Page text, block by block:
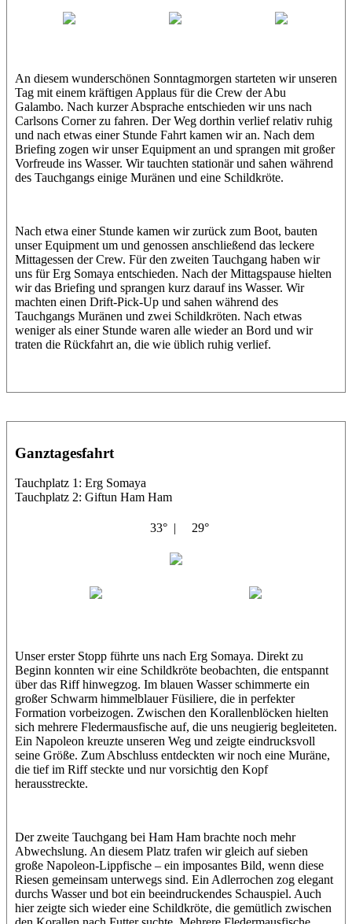
An diesem wunderschönen Sonntagmorgen starteten wir unseren
Tag mit einem kräftigen Applaus für die Crew der Abu
Galambo. Nach kurzer Absprache entschieden wir uns nach
Carlsons Corner zu fahren. Der Weg dorthin verlief relativ ruhig
und nach etwas einer Stunde Fahrt kamen wir an. Nach dem
Briefing zogen wir unser Equipment an und sprangen mit großer
Vorfreude ins Wasser. Wir tauchten stationär und sahen während
des Tauchgangs einige Muränen und eine Schildkröte.
Nach etwa einer Stunde kamen wir zurück zum Boot, bauten
unser Equipment um und genossen anschließend das leckere
Mittagessen der Crew. Für den zweiten Tauchgang haben wir
uns für Erg Somaya entschieden. Nach der Mittagspause hielten
wir das Briefing und sprangen kurz darauf ins Wasser. Wir
machten einen Drift-Pick-Up und sahen während des
Tauchgangs Muränen und zwei Schildkröten. Nach etwas
weniger als einer Stunde waren alle wieder an Bord und wir
traten die Rückfahrt an, die wie üblich ruhig verlief.
Ganztagesfahrt
Tauchplatz 1: Erg Somaya
Tauchplatz 2: Giftun Ham Ham
33° | 29°
Unser erster Stopp führte uns nach Erg Somaya. Direkt zu
Beginn konnten wir eine Schildkröte beobachten, die entspannt
über das Riff hinwegzog. Im blauen Wasser schimmerte ein
großer Schwarm himmelblauer Füsiliere, die in perfekter
Formation vorbeizogen. Zwischen den Korallenblöcken hielten
sich mehrere Fledermausfische auf, die uns neugierig begleiteten.
Ein Napoleon kreuzte unseren Weg und zeigte eindrucksvoll
seine Größe. Zum Abschluss entdeckten wir noch eine Muräne,
die tief im Riff steckte und nur vorsichtig den Kopf
herausstreckte.
Der zweite Tauchgang bei Ham Ham brachte noch mehr
Abwechslung. An diesem Platz trafen wir gleich auf sieben
große Napoleon-Lippfische – ein imposantes Bild, wenn diese
Riesen gemeinsam unterwegs sind. Ein Adlerrochen zog elegant
durchs Wasser und bot ein beeindruckendes Schauspiel. Auch
hier zeigte sich wieder eine Schildkröte, die gemütlich zwischen